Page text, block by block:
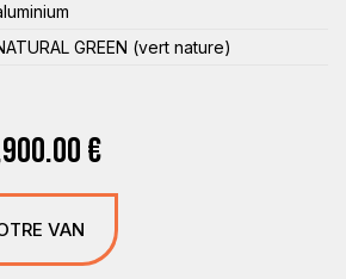
GREEN (vert nature)
€
VAN